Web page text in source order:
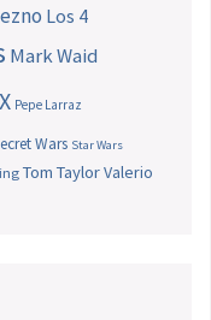
Los 4
Mark Waid
Pepe Larraz
Wars Star Wars
Tom TaylorValerio